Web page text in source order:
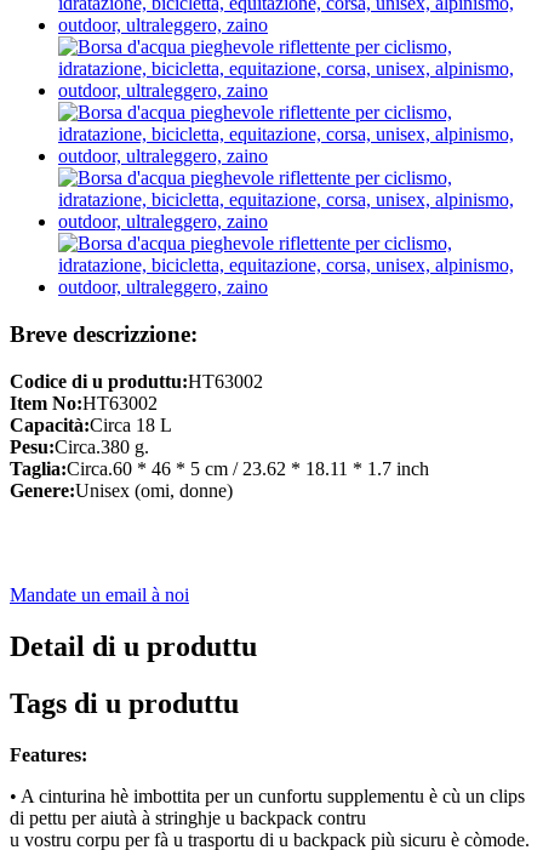
Breve descrizzione:
Codice di u produttu:HT63002
Item No:HT63002
Capacità:Circa 18 L
Pesu:Circa.380 g.
Taglia:Circa.60 * 46 * 5 cm / 23.62 * 18.11 * 1.7 inch
Genere:Unisex (omi, donne)
Mandate un email à noi
Detail di u produttu
Tags di u produttu
Features:
• A cinturina hè imbottita per un cunfortu supplementu è cù un clips
di pettu per aiutà à stringhje u backpack contru
u vostru corpu per fà u trasportu di u backpack più sicuru è còmode.